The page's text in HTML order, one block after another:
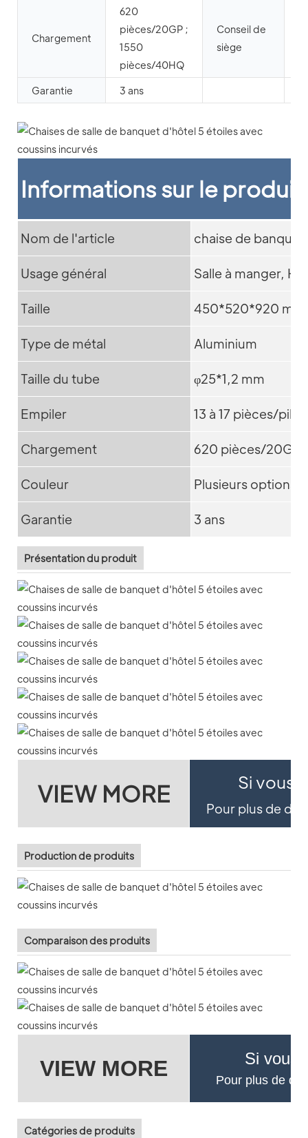
Chargement
620
pièces/20GP ;
1550
pièces/40HQ
Conseil de
siège
Garantie 3 ans
Informations sur le produit
Nom de l'article chaise de banquet
Usage général Salle à manger,
Taille 450*520*920 mm
Type de métal Aluminium
Taille du tube φ25*1,2 mm
Empiler 13 à 17 pièces/pile
Chargement 620 pièces/20GP
Couleur Plusieurs options
Garantie 3 ans
Présentation du produit
VIEW MORE Si vous
Pour plus de
Production de produits
Comparaison des produits
VIEW MORE Si vous
Pour plus de
Catégories de produits